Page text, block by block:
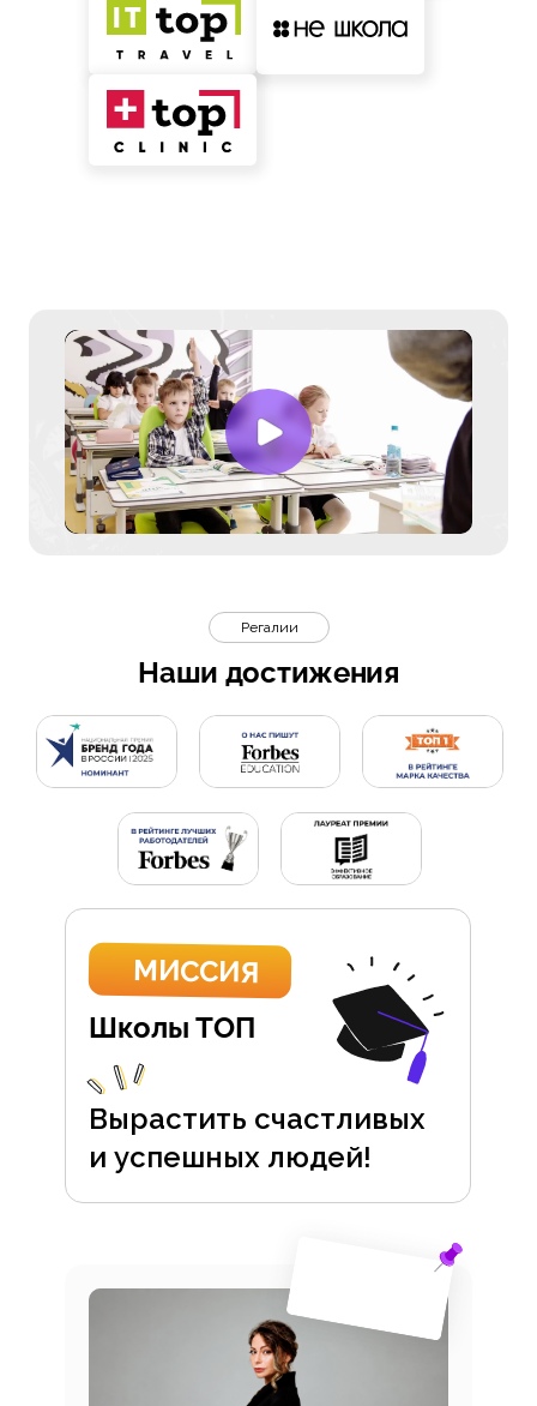
Регалии
Наши достижения
Школы ТОП
МИССИЯ
Вырастить счастливых
и успешных людей!